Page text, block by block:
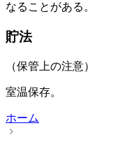
なることがある。
貯法
（保管上の注意）
室温保存。
ホーム